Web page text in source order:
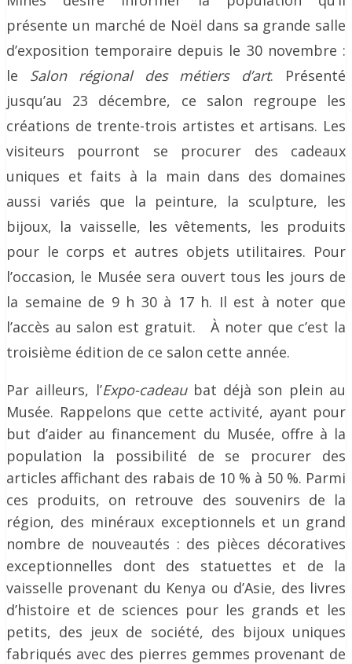
présente un marché de Noël dans sa grande salle
d’exposition temporaire depuis le 30 novembre :
le Salon régional des métiers d’art. Présenté
jusqu’au 23 décembre, ce salon regroupe les
créations de trente-trois artistes et artisans. Les
visiteurs pourront se procurer des cadeaux
uniques et faits à la main dans des domaines
aussi variés que la peinture, la sculpture, les
bijoux, la vaisselle, les vêtements, les produits
pour le corps et autres objets utilitaires. Pour
l’occasion, le Musée sera ouvert tous les jours de
la semaine de 9 h 30 à 17 h. Il est à noter que
l’accès au salon est gratuit. À noter que c’est la
troisième édition de ce salon cette année.
Par ailleurs, l’Expo-cadeaubat déjà son plein au
Musée. Rappelons que cette activité, ayant pour
but d’aider au financement du Musée, offre à la
population la possibilité de se procurer des
articles affichant des rabais de 10 % à 50 %. Parmi
ces produits, on retrouve des souvenirs de la
région, des minéraux exceptionnels et un grand
nombre de nouveautés : des pièces décoratives
exceptionnelles dont des statuettes et de la
vaisselle provenant du Kenya ou d’Asie, des livres
d’histoire et de sciences pour les grands et les
petits, des jeux de société, des bijoux uniques
fabriqués avec des pierres gemmes provenant de